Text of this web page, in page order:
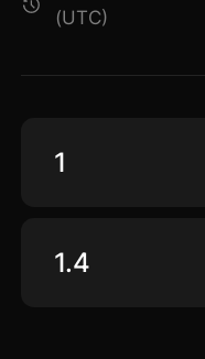
(UTC)